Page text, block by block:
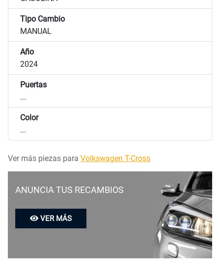
Tipo Cambio
MANUAL
Año
2024
Puertas
...
Color
...
Ver más piezas para Volkswagen T-Cross
ANUNCIA TUS RECAMBIOS
VER MÁS